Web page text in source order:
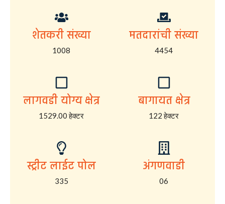
शेतकरी संख्या
1008
मतदारांची संख्या
4454
लागवडी योग्य क्षेत्र
1529.00 हेक्टर
बागायत क्षेत्र
122 हेक्टर
स्ट्रीट लाईट पोल
335
अंगणवाडी
06